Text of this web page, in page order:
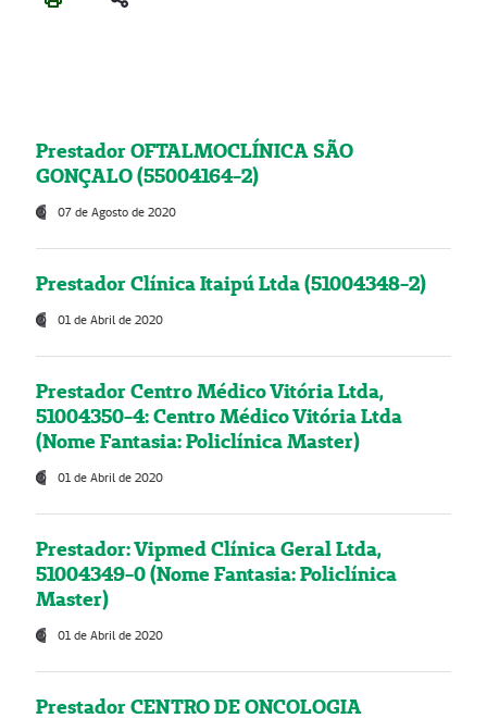
Prestador OFTALMOCLÍNICA SÃO
GONÇALO (55004164-2)
07 de Agosto de 2020
Prestador Clínica Itaipú Ltda (51004348-2)
01 de Abril de 2020
Prestador Centro Médico Vitória Ltda,
51004350-4: Centro Médico Vitória Ltda
(Nome Fantasia: Policlínica Master)
01 de Abril de 2020
Prestador: Vipmed Clínica Geral Ltda,
51004349-0 (Nome Fantasia: Policlínica
Master)
01 de Abril de 2020
Prestador CENTRO DE ONCOLOGIA